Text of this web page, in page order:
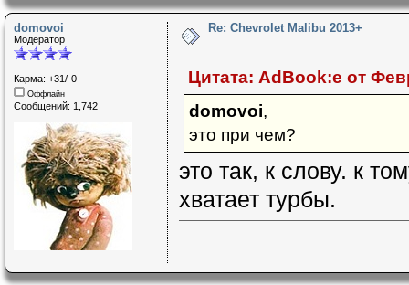
domovoi
Модератор
Карма: +31/-0
Оффлайн
Сообщений: 1,742
Re: Chevrolet Malibu 2013+
Цитата: AdBook:e от
domovoi,
это при чем?
это так, к слову. к
хватает турбы.